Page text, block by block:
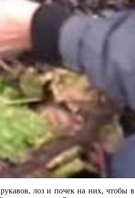
лоз и почек на них,